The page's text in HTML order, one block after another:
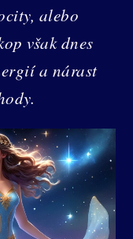
alebo
však dnes
a nárast